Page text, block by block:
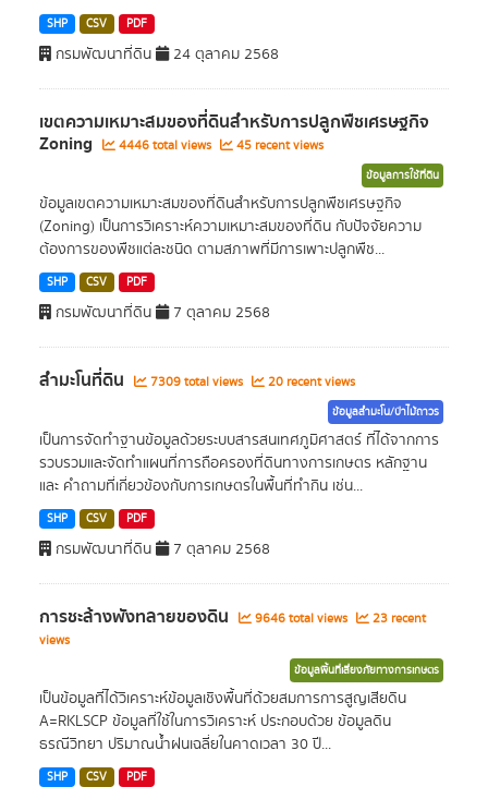
SHP CSV PDF
กรมพัฒนาที่ดิน 24 ตุลาคม 2568
เขตความเหมาะสมของที่ดินสำหรับการปลูกพืชเศรษฐกิจ
Zoning 4446 total views 45 recent views
ข้อมูลการใช้ที่ดิน
ข้อมูลเขตความเหมาะสมของที่ดินสำหรับการปลูกพืชเศรษฐกิจ
(Zoning) เป็นการวิเคราะห์ความเหมาะสมของที่ดิน กับปัจจัยความ
ต้องการของพืชแต่ละชนิด ตามสภาพที่มีการเพาะปลูกพืช...
SHP CSV PDF
กรมพัฒนาที่ดิน 7 ตุลาคม 2568
สำมะโนที่ดิน 7309 total views 20 recent views
ข้อมูลสำมะโน/ป่าไม้ถาวร
เป็นการจัดทำฐานข้อมูลด้วยระบบสารสนเทศภูมิศาสตร์ ที่ได้จากการ
รวบรวมและจัดทำแผนที่การถือครองที่ดินทางการเกษตร หลักฐาน
และ คำถามที่เกี่ยวข้องกับการเกษตรในพื้นที่ทำกิน เช่น...
SHP CSV PDF
กรมพัฒนาที่ดิน 7 ตุลาคม 2568
การชะล้างพังทลายของดิน 9646 total views
23 recent
views
ข้อมูลพื้นที่เสี่ยงภัยทางการเกษตร
เป็นข้อมูลที่ได้วิเคราะห์ข้อมูลเชิงพื้นที่ด้วยสมการการสูญเสียดิน
A=RKLSCP ข้อมูลที่ใช้ในการวิเคราะห์ ประกอบด้วย ข้อมูลดิน
ธรณีวิทยา ปริมาณน้ำฝนเฉลี่ยในคาดเวลา 30 ปี...
SHP CSV PDF